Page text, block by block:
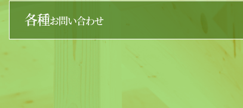
各種お問い合わせ